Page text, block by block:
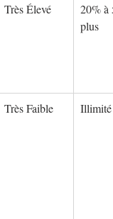
Très Élevé
20% à
plus
Très Faible Illimité